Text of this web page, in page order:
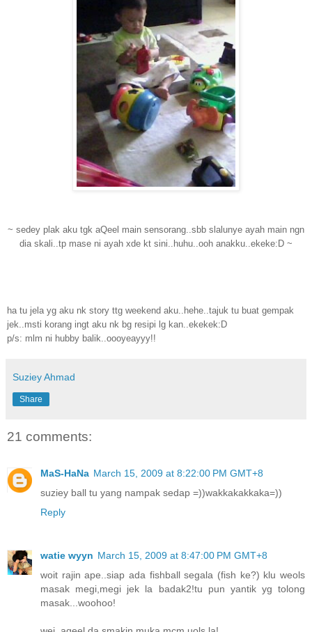
~ sedey plak aku tgk aQeel main sensorang..sbb slalunye ayah main ngn
dia skali..tp mase ni ayah xde kt sini..huhu..ooh anakku..ekeke:D ~
ha tu jela yg aku nk story ttg weekend aku..hehe..tajuk tu buat gempak
jek..msti korang ingt aku nk bg resipi lg kan..ekekek:D
p/s: mlm ni hubby balik..oooyeayyy!!
Suziey Ahmad
Share
21 comments:
MaS-HaNa March 15, 2009 at 8:22:00 PM GMT+8
suziey ball tu yang nampak sedap =))wakkakakkaka=))
Reply
watie wyyn March 15, 2009 at 8:47:00 PM GMT+8
woit rajin ape..siap ada fishball segala (fish ke?) klu weols
masak megi,megi jek la badak2!tu pun yantik yg tolong
masak...woohoo!